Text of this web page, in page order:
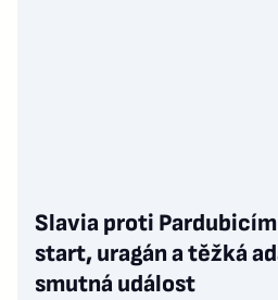
Slavia proti
start, uragán a těžká
smutná událost